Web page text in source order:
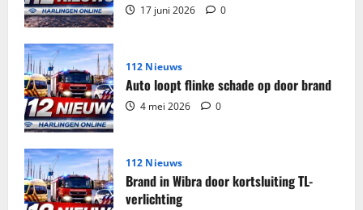
17 juni 2026 0
112 Nieuws
Auto loopt flinke schade op door brand
4 mei 2026 0
112 Nieuws
Brand in Wibra door kortsluiting TL-
verlichting